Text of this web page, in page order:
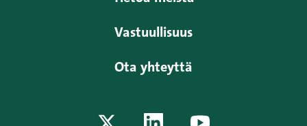
Vastuullisuus
Ota yhteyttä